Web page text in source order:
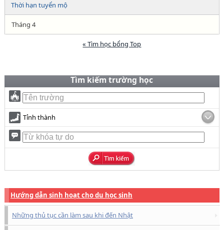
Thời hạn tuyển mộ
Tháng 4
« Tìm học bổng Top
Tìm kiếm trường học
Tỉnh thành
Hướng dẫn sinh hoạt cho du học sinh
Những thủ tục cần làm sau khi đến Nhật